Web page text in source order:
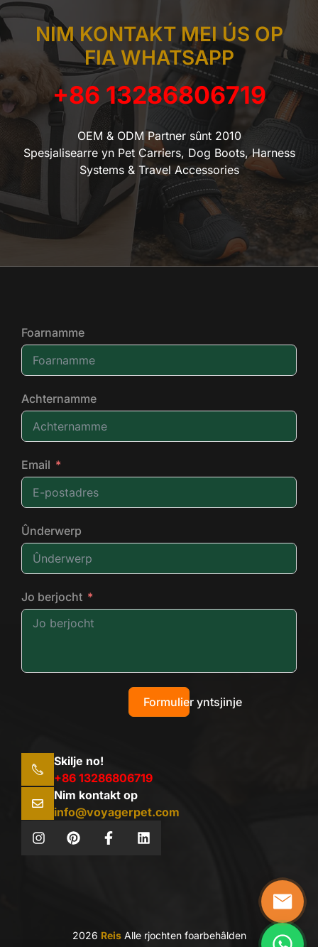
NIM KONTAKT MEI ÚS OP
FIA WHATSAPP
+86 13286806719
OEM & ODM Partner sûnt 2010
Spesjalisearre yn Pet Carriers, Dog Boots, Harness
Systems & Travel Accessories
Foarnamme
Achternamme
Email
Ûnderwerp
Jo berjocht
Formulier yntsjinje
Skilje no!
+86 13286806719
Nim kontakt op
info@voyagerpet.com
2026 ReisAlle rjochten foarbehâlden